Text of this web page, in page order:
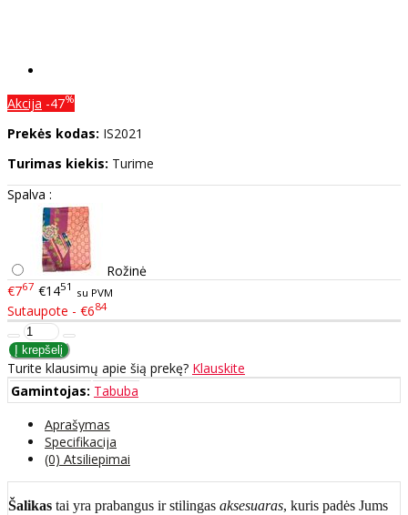
Akcija -47%
Prekės kodas: IS2021
Turimas kiekis: Turime
Spalva :
Rožinė
€767 €1451 su PVM
Sutaupote - €684
Turite klausimų apie šią prekę? Klauskite
Gamintojas: Tabuba
Aprašymas
Specifikacija
(0) Atsiliepimai
Šalikas tai yra prabangus ir stilingas aksesuaras, kuris padės Jums